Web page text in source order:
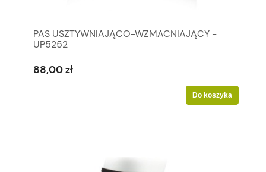
PAS USZTYWNIAJĄCO-WZMACNIAJĄCY -
UP5252
88,00 zł
Do koszyka